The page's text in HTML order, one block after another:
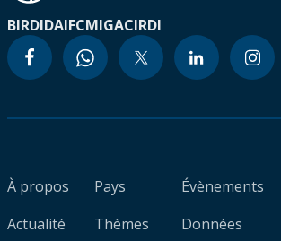
BIRDIDAIFCMIGACIRDI
À propos
Actualité
Pays
Thèmes
Évènements
Données